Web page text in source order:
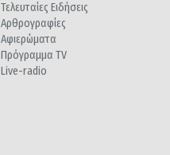
Τελευταίες Ειδήσεις
Αρθρογραφίες
Αφιερώματα
Πρόγραμμα TV
Live-radio